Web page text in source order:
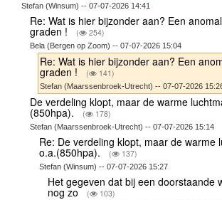
Stefan (Winsum) -- 07-07-2026 14:41
Re: Wat is hier bijzonder aan? Een
graden ! ( 254)
Bela (Bergen op Zoom) -- 07-07-2026 15:04
Re: Wat is hier bijzonder aan? Een
graden ! ( 141)
Stefan (Maarssenbroek-Utrecht) -- 07-07-2026
De verdeling klopt, maar de warme
(850hpa). ( 178)
Stefan (Maarssenbroek-Utrecht) -- 07-07-2026 15:14
Re: De verdeling klopt, maar de warme
o.a.(850hpa). ( 137)
Stefan (Winsum) -- 07-07-2026 15:27
Het gegeven dat bij een doorstaande
nog zo ( 103)